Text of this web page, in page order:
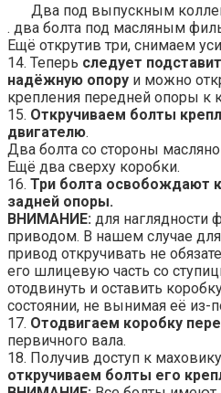
Два под выпускным
. два болта под масляным
Ещё открутив три, снимаем
14. Теперь следует
надёжную опору и можно
крепления передней опоры к
15. Откручиваем болты
двигателю.
Два болта со стороны
Ещё два сверху коробки.
16. Три болта освобождают
задней опоры.
ВНИМАНИЕ: для наглядности
приводом. В нашем случае
привод откручивать не
его шлицевую часть со
отодвинуть и оставить
состоянии, не вынимая её
17. Отодвигаем коробку
первичного вала.
18. Получив доступ к
откручиваем болты его